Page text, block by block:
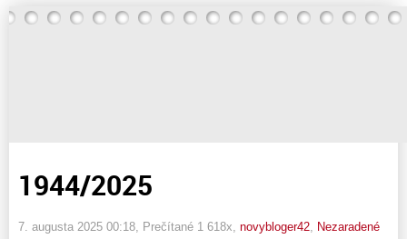
Najkomentovanejšie články
1944/2025
7. augusta 2025 00:18 , Prečítané 1 618x, novybloger42 Nezaradené